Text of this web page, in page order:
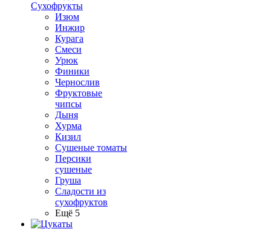
Сухофрукты
Изюм
Инжир
Курага
Смеси
Урюк
Финики
Чернослив
Фруктовые
чипсы
Дыня
Хурма
Кизил
Сушеные томаты
Персики
сушеные
Груша
Сладости из
сухофруктов
Ещё 5